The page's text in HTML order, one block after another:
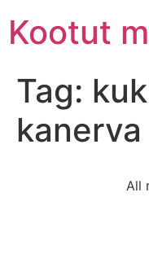
content
Kootut
Tag:
kanerva
All